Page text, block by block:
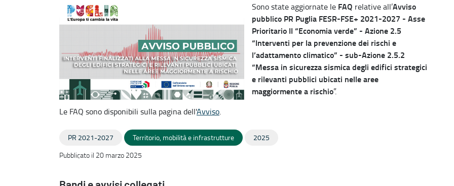
Sono state aggiornate le FAQ relative all’Avviso
pubblico PR Puglia FESR-FSE+ 2021-2027 - Asse
Prioritario II “Economia verde” - Azione 2.5
“Interventi per la prevenzione dei rischi e
l’adattamento climatico” - sub-Azione 2.5.2
“Messa in sicurezza sismica degli edifici strategici
e rilevanti pubblici ubicati nelle aree
maggiormente a rischio”.
Le FAQ sono disponibili sulla pagina dell'Avviso.
PR 2021-2027 Territorio, mobilità e infrastrutture
2025
Pubblicato il 20 marzo 2025